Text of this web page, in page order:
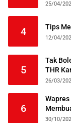
25/04/
4 Tips
12/04/
5
Tak
THR
26/03/
6
30/10/